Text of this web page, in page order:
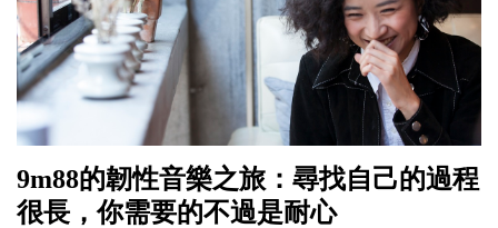
9m88的韌性音樂之旅：尋找自己的過程
很長，你需要的不過是耐心